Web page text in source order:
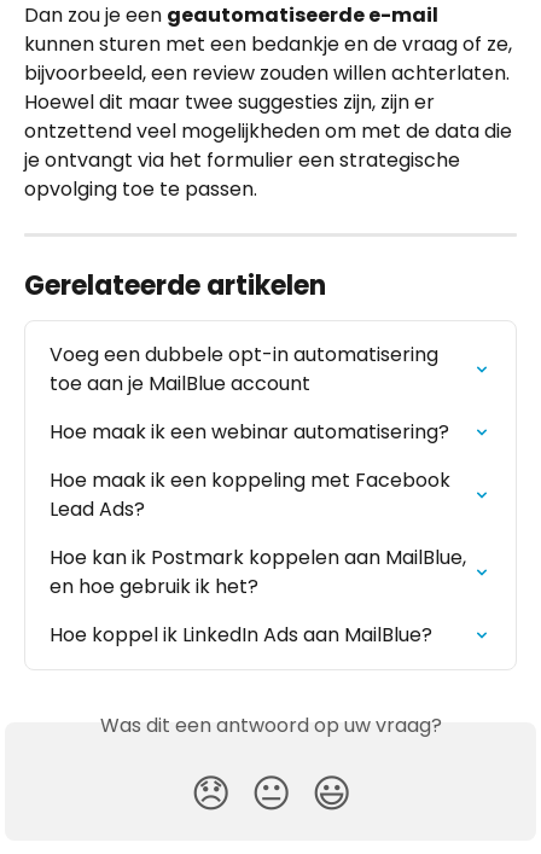
Dan zou je een geautomatiseerde e-mail
kunnen sturen met een bedankje en de vraag of ze,
bijvoorbeeld, een review zouden willen achterlaten.
Hoewel dit maar twee suggesties zijn, zijn er
ontzettend veel mogelijkheden om met de data die
je ontvangt via het formulier een strategische
opvolging toe te passen.
Gerelateerde artikelen
Voeg een dubbele opt-in automatisering
toe aan je MailBlue account
Hoe maak ik een webinar automatisering?
Hoe maak ik een koppeling met Facebook
Lead Ads?
Hoe kan ik Postmark koppelen aan MailBlue,
en hoe gebruik ik het?
Hoe koppel ik LinkedIn Ads aan MailBlue?
Was dit een antwoord op uw vraag?
😞 😐 😃